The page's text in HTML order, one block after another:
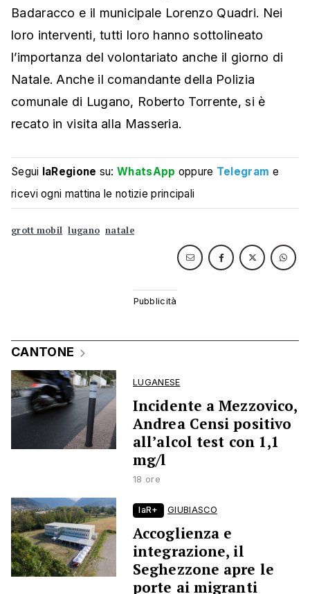
Badaracco e il municipale Lorenzo Quadri. Nei
loro interventi, tutti loro hanno sottolineato
l’importanza del volontariato anche il giorno di
Natale. Anche il comandante della Polizia
comunale di Lugano, Roberto Torrente, si è
recato in visita alla Masseria.
Segui laRegione su:WhatsApp oppure Telegram e
ricevi ogni mattina le notizie principali
grott mobil lugano natale
CANTONE
LUGANESE
Incidente a Mezzovico,
Andrea Censi positivo
all’alcol test con 1,1
mg/l
18 ore
laR+ GIUBIASCO
Accoglienza e
integrazione, il
Seghezzone apre le
porte ai migranti